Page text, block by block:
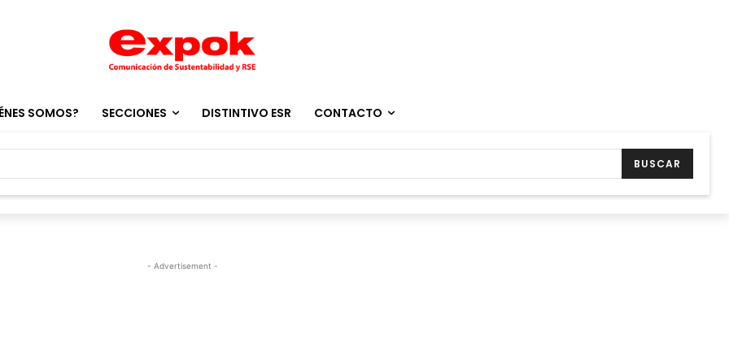
SOMOS? SECCIONES DISTINTIVO ESR CONTACTO
BUSCAR
- Advertisement -